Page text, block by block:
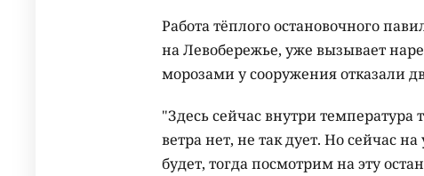
Работа тёплого остановочного
на Левобережье, уже вызывает
морозами у сооружения отказали
"Здесь сейчас внутри температура
ветра нет, не так дует. Но сейчас
будет, тогда посмотрим на эту